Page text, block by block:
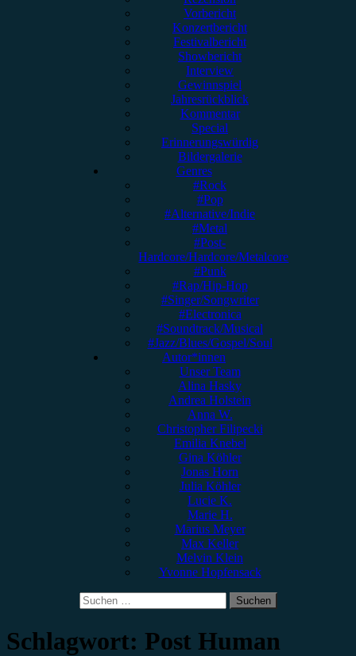
Vorbericht
Konzertbericht
Festivalbericht
Showbericht
Interview
Gewinnspiel
Jahresrückblick
Kommentar
Special
Erinnerungswürdig
Bildergalerie
Genres
#Rock
#Pop
#Alternative/Indie
#Metal
#Post-
Hardcore/Hardcore/Metalcore
#Punk
#Rap/Hip-Hop
#Singer/Songwriter
#Electronica
#Soundtrack/Musical
#Jazz/Blues/Gospel/Soul
Autor*innen
Unser Team
Alina Hasky
Andrea Holstein
Anna W.
Christopher Filipecki
Emilia Knebel
Gina Köhler
Jonas Horn
Julia Köhler
Lucie K.
Marie H.
Marius Meyer
Max Keller
Melvin Klein
Yvonne Hopfensack
Suchen
nach:
Schlagwort: Post Human